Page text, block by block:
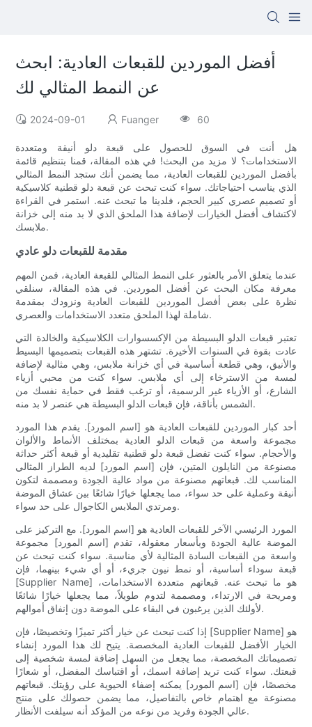
أفضل الموردين للقبعات العادية: ابحث
عن النمط المثالي لك
2024-09-01 Fuanger 60
هل أنت في السوق للحصول على قبعة دلو أنيقة ومتعددة
الاستخدامات؟ لا مزيد من البحث! في هذه المقالة، قمنا بتنظيم قائمة
بأفضل الموردين للقبعات العادية، مما يضمن أنك ستجد النمط المثالي
الذي يناسب احتياجاتك. سواء كنت تبحث عن قبعة دلو قطنية كلاسيكية
أو تصميم عصري كبير الحجم، فلدينا ما تبحث عنه. استمر في القراءة
لاكتشاف أفضل الخيارات لإضافة هذا الملحق الذي لا بد منه إلى خزانة
ملابسك.
مقدمة للقبعات دلو عادي
عندما يتعلق الأمر بالعثور على النمط المثالي للقبعة العادية، فمن المهم
معرفة مكان البحث عن أفضل الموردين. في هذه المقالة، سنلقي
نظرة على بعض أفضل الموردين للقبعات العادية ونزودك بمقدمة
شاملة لهذا الملحق متعدد الاستخدامات والعصري.
تعتبر قبعات الدلو البسيطة من الإكسسوارات الكلاسيكية والخالدة التي
عادت بقوة في السنوات الأخيرة. تشتهر هذه القبعات بتصميمها البسيط
والأنيق، وهي قطعة أساسية في أي خزانة ملابس، وهي مثالية لإضافة
لمسة من الاسترخاء إلى أي ملابس. سواء كنت من محبي أزياء
الشارع، أو الأزياء غير الرسمية، أو ترغب فقط في حماية نفسك من
الشمس بأناقة، فإن قبعات الدلو البسيطة هي عنصر لا بد منه.
أحد كبار الموردين للقبعات العادية هو [اسم المورد]. يقدم هذا المورد
مجموعة واسعة من قبعات الدلو العادية بمختلف الأنماط والألوان
والأحجام. سواء كنت تفضل قبعة دلو قطنية تقليدية أو قبعة أكثر حداثة
مصنوعة من النايلون المتين، فإن [اسم المورد] لديه الطراز المثالي
المناسب لك. قبعاتهم مصنوعة من مواد عالية الجودة ومصممة لتكون
أنيقة وعملية على حد سواء، مما يجعلها خيارًا شائعًا بين عشاق الموضة
ومرتدي الملابس الكاجوال على حد سواء.
المورد الرئيسي الآخر للقبعات العادية هو [اسم المورد]. مع التركيز على
الموضة عالية الجودة وبأسعار معقولة، تقدم [اسم المورد] مجموعة
واسعة من القبعات السادة المثالية لأي مناسبة. سواء كنت تبحث عن
قبعة سوداء أساسية، أو نمط نيون جريء، أو أي شيء بينهما، فإن
[Supplier Name] هو ما تبحث عنه. قبعاتهم متعددة الاستخدامات،
ومريحة في الارتداء، ومصممة لتدوم طويلاً، مما يجعلها خيارًا شائعًا
لأولئك الذين يرغبون في البقاء على الموضة دون إنفاق أموالهم.
إذا كنت تبحث عن خيار أكثر تميزًا وتخصيصًا، فإن [Supplier Name] هو
الخيار الأفضل للقبعات العادية المخصصة. يتيح لك هذا المورد إنشاء
تصميماتك المخصصة، مما يجعل من السهل إضافة لمسة شخصية إلى
قبعتك. سواء كنت تريد إضافة اسمك، أو اقتباسك المفضل، أو شعارًا
مخصصًا، فإن [اسم المورد] يمكنه إضفاء الحيوية على رؤيتك. قبعاتهم
مصنوعة مع اهتمام خاص بالتفاصيل، مما يضمن حصولك على منتج
عالي الجودة وفريد ​​من نوعه من المؤكد أنه سيلفت الأنظار.